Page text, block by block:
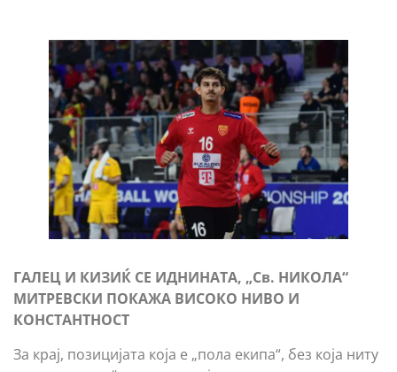
ГАЛЕЦ И КИЗИЌ СЕ ИДНИНАТА, „Св. НИКОЛА“
МИТРЕВСКИ ПОКАЖА ВИСОКО НИВО И
КОНСТАНТНОСТ
За крај, позицијата која е „пола екипа“, без која ниту